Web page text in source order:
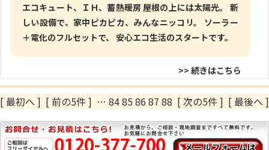
エコキュート、ＩＨ、蓄熱暖房 屋根の上には太陽光。 新
しい設備で、家中ピカピカ、みんなニッコリ。 ソーラー
＋電化のフルセットで、 安心エコ生活のスタートです。
>> 続きはこちら
[ 最初へ ] [ 前の5件 ] … 8485 86 87 88 [ 次の5件 ] [ 最後へ ]